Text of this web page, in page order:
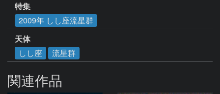
特集
2009年 しし座流星群
天体
しし座
流星群
関連作品